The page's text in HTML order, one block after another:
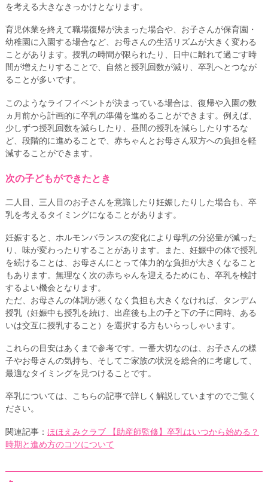
を考える大きなきっかけとなります。
育児休業を終えて職場復帰が決まった場合や、お子さんが保育園・
幼稚園に入園する場合など、お母さんの生活リズムが大きく変わる
ことがあります。授乳の時間が限られたり、日中に離れて過ごす時
間が増えたりすることで、自然と授乳回数が減り、卒乳へとつなが
ることが多いです。
このようなライフイベントが決まっている場合は、復帰や入園の数
ヵ月前から計画的に卒乳の準備を進めることができます。例えば、
少しずつ授乳回数を減らしたり、昼間の授乳を減らしたりするな
ど、段階的に進めることで、赤ちゃんとお母さん双方への負担を軽
減することができます。
次の子どもができたとき
二人目、三人目のお子さんを意識したり妊娠したりした場合も、卒
乳を考えるタイミングになることがあります。
妊娠すると、ホルモンバランスの変化により母乳の分泌量が減った
り、味が変わったりすることがあります。また、妊娠中の体で授乳
を続けることは、お母さんにとって体力的な負担が大きくなること
もあります。無理なく次の赤ちゃんを迎えるためにも、卒乳を検討
するよい機会となります。
ただ、お母さんの体調が悪くなく負担も大きくなければ、タンデム
授乳（妊娠中も授乳を続け、出産後も上の子と下の子に同時、ある
いは交互に授乳すること）を選択する方もいらっしゃいます。
これらの目安はあくまで参考です。一番大切なのは、お子さんの様
子やお母さんの気持ち、そしてご家族の状況を総合的に考慮して、
最適なタイミングを見つけることです。
卒乳については、こちらの記事で詳しく解説していますのでご覧く
ださい。
関連記事： ほほえみクラブ 【助産師監修】卒乳はいつから始める？
時期と進め方のコツについて